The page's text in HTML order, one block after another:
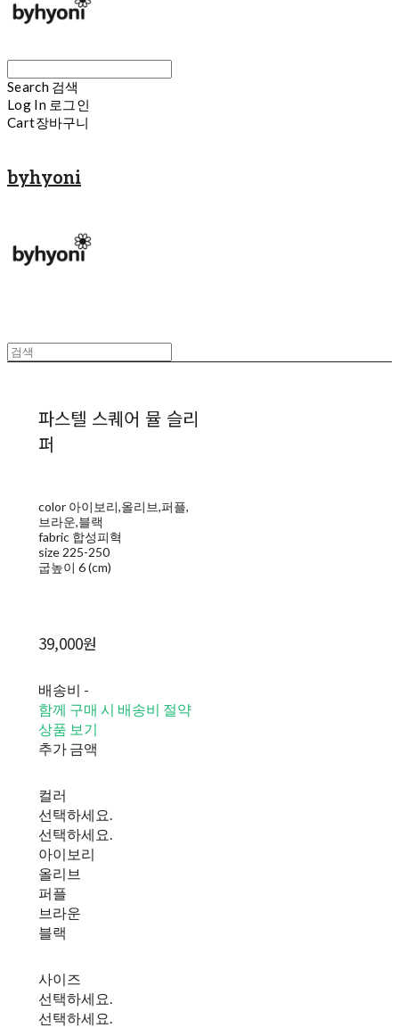
Search 검색
Log In 로그인
Cart장바구니
byhyoni
파스텔 스퀘어 뮬 슬리
퍼
color 아이보리,올리브,퍼플,
브라운,블랙
fabric 합성피혁
size 225-250
굽높이 6 (cm)
39,000원
배송비 -
함께 구매 시 배송비 절약
상품 보기
추가 금액
컬러
선택하세요.
선택하세요.
아이보리
올리브
퍼플
브라운
블랙
사이즈
선택하세요.
선택하세요.